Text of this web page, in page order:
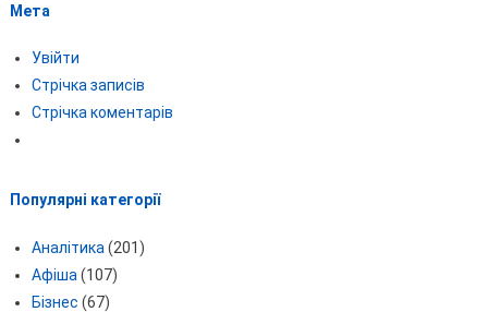
Мета
Увійти
Стрічка записів
Стрічка коментарів
Популярні категорії
Аналітика (201)
Афіша (107)
Бізнес (67)